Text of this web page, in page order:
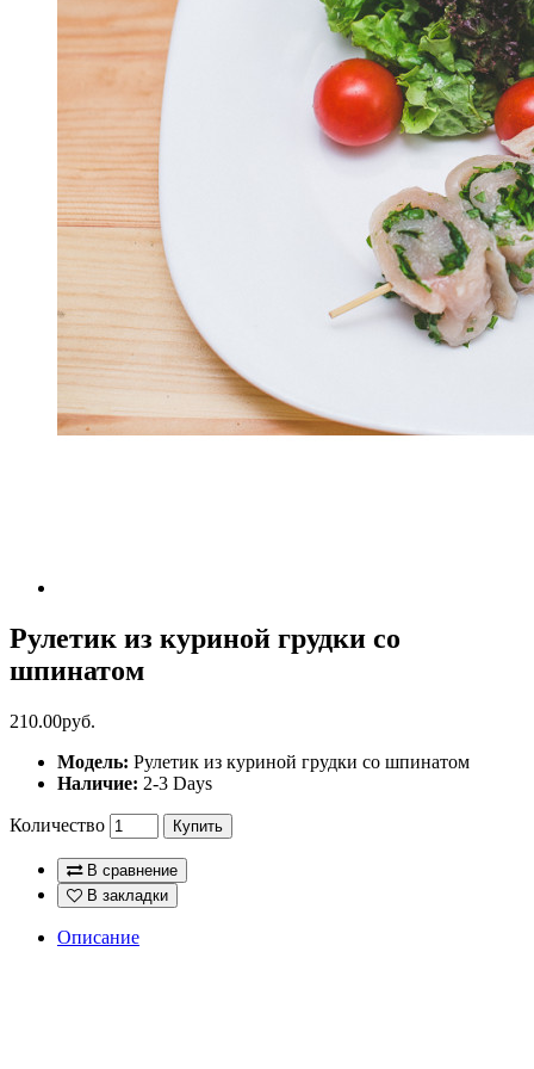
Рулетик из куриной грудки со
шпинатом
210.00руб.
Модель: Рулетик из куриной грудки со шпинатом
Наличие: 2-3 Days
Количество Купить
В сравнение
В закладки
Описание